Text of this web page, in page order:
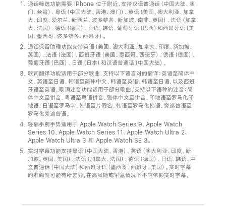
Apple
今
日
发
布
各
大
软
件
平
台
新
版
本
通话筛选功能需要 iPhone 位于附近，支持汉语普通话（中国大陆、澳
门、台湾）、粤语（中国大陆、香港、澳门）、英语（美国、澳大利亚、加拿
大、印度、爱尔兰、新西兰、波多黎各、新加坡、南非、英国）、法语（加拿
大、法国）、德语（德国）、日语、韩语、葡萄牙语（巴西）和西班牙语（美
国、墨西哥、波多黎各、西班牙）。
通话保留助理功能支持英语（美国、澳大利亚、加拿大、印度、新加坡、
英国）、法语（法国）、西班牙语（美国、墨西哥、西班牙）、德语（德国）、
葡萄牙语（巴西）、日语（日本）和汉语普通话（中国大陆）。
歌词翻译功能适用于部分歌曲，支持以下语言对的翻译：英语至简体中
文、英语至日语、韩语至简体中文、韩语至英语、韩语至日语，以及西班
牙语至英语。歌词注音功能适用于部分歌曲，支持以下语种的注音：简
体中文至拼音、粤语至粤语拼音、繁体中文至拼音、印地语至罗马化印
地语、日语至罗马字、韩语至片假名、韩语至罗马化韩语、旁遮普语至
罗马化旁遮普语。
轻翻手腕手势适用于 Apple Watch Series 9、Apple Watch
Series 10、Apple Watch Series 11、Apple Watch Ultra 2、
Apple Watch Ultra 3 和 Apple Watch SE 3。
实时字幕功能支持粤语（中国大陆、香港）、英语（澳大利亚、印度、新
加坡、英国、美国）、法语（加拿大、法国）、德语（德国）、日语、韩语、中
文普通话（中国大陆）和西班牙语（墨西哥、西班牙、美国）。实时字幕
的准确度可能有所差异，在高风险或紧急情况下不应依赖实时字幕。